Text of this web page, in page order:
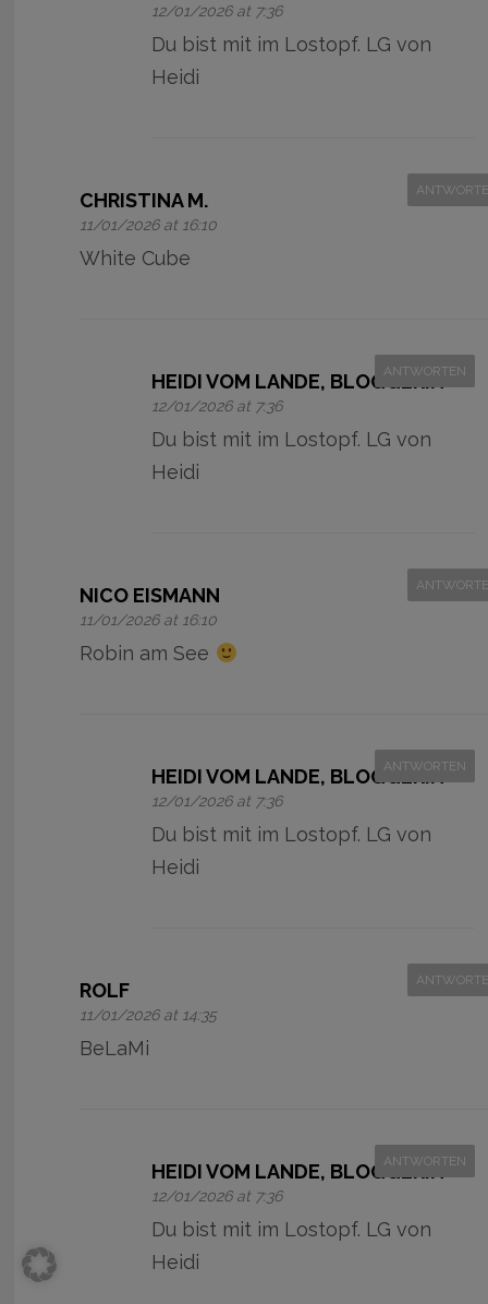
12/01/2026 at 7:36
Du bist mit im Lostopf. LG von
Heidi
CHRISTINA M.
11/01/2026 at 16:10
White Cube
HEIDI VOM LANDE, BLOGGERIN
12/01/2026 at 7:36
ANTWORTEN
Du bist mit im Lostopf. LG von
Heidi
NICO EISMANN
11/01/2026 at 16:10
Robin am See
HEIDI VOM LANDE, BLOGGERIN
12/01/2026 at 7:36
ANTWORTEN
Du bist mit im Lostopf. LG von
Heidi
ROLF
11/01/2026 at 14:35
BeLaMi
HEIDI VOM LANDE, BLOGGERIN
12/01/2026 at 7:36
ANTWORTEN
Du bist mit im Lostopf. LG von
Heidi